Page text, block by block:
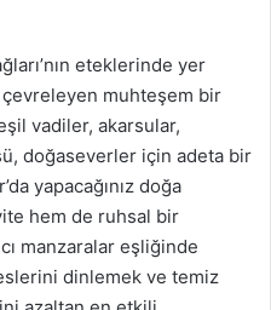
eteklerinde yer
çevreleyen muhteşem bir
vadiler, akarsular,
doğaseverler için adeta bir
yapacağınız doğa
hem de ruhsal bir
manzaralar eşliğinde
dinlemek ve temiz